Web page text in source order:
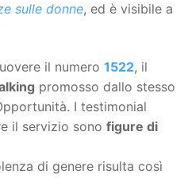
sulle donne, ed è visibile a
il numero 1522, il
promosso dallo stesso
I testimonial
il servizio sono figure di
di genere risulta così